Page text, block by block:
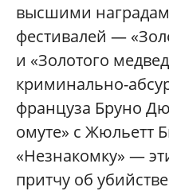
высшими
фестивалей —
и «Золотого
криминально-
француза Бруно
омуте» с Жюльетт
«Незнакомку» —
притчу об